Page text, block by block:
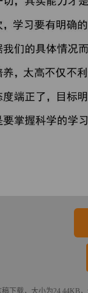
稿 下载，大小为24.44KB